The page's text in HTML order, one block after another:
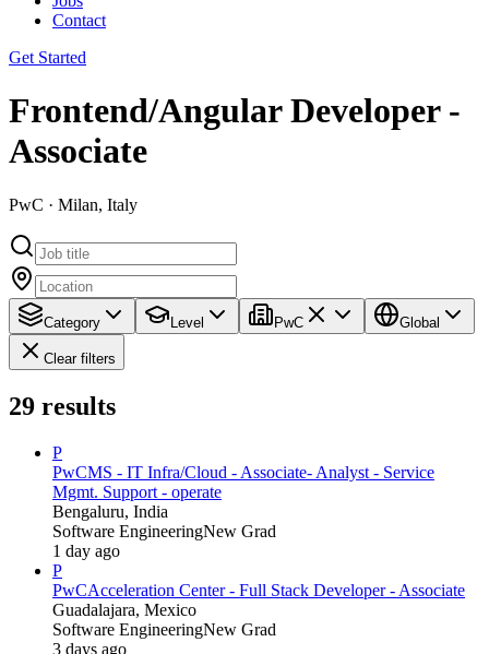
Contact
Get Started
Frontend/Angular Developer -
Associate
PwC · Milan, Italy
Category Level PwC Global
Clear filters
29 results
P
PwCMS - IT Infra/Cloud - Associate- Analyst - Service
Mgmt. Support - operate
Bengaluru, India
Software EngineeringNew Grad
1 day ago
P
PwCAcceleration Center - Full Stack Developer - Associate
Guadalajara, Mexico
Software EngineeringNew Grad
3 days ago